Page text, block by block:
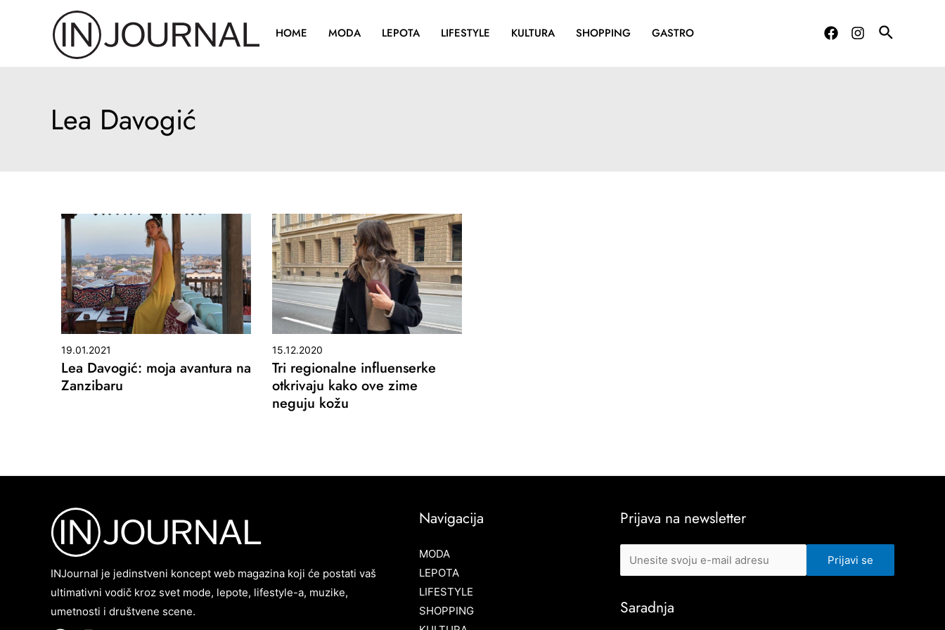
HOME MODA LEPOTA LIFESTYLE KULTURA SHOPPING GASTRO
Lea Davogić
19.01.2021
Lea Davogić: moja avantura na
Zanzibaru
15.12.2020
Tri regionalne influenserke
otkrivaju kako ove zime
neguju kožu
INJournal je jedinstveni koncept web magazina koji će postati vaš
ultimativni vodič kroz svet mode, lepote, lifestyle-a, muzike,
umetnosti i društvene scene.
Navigacija
MODA
LEPOTA
LIFESTYLE
SHOPPING
Prijava na newsletter
Saradnja